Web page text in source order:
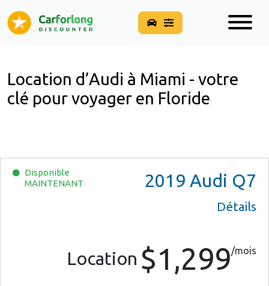
Location d’Audi à Miami - votre
clé pour voyager en Floride
Disponible
MAINTENANT
2019 Audi Q7
Détails
Location $1,299/mois